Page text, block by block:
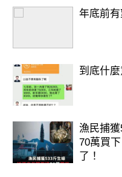
滿滿💖
🌙 小提醒
財運來時，也要
「賺得多，留得
感謝土地公土地
財運旺旺來！✨
年底前
到底什
漁民捕
70萬買
了！